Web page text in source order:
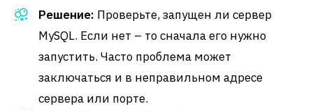
Решение: Проверьте, запущен ли сервер
MySQL. Если нет – то сначала его нужно
запустить. Часто проблема может
заключаться и в неправильном адресе
сервера или порте.